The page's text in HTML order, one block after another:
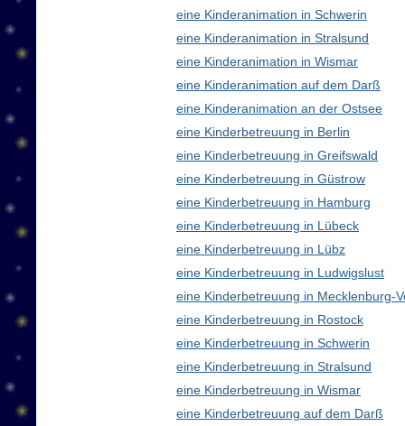
eine Kinderanimation in Schwerin
eine Kinderanimation in Stralsund
eine Kinderanimation in Wismar
eine Kinderanimation auf dem Darß
eine Kinderanimation an der Ostsee
eine Kinderbetreuung in Berlin
eine Kinderbetreuung in Greifswald
eine Kinderbetreuung in Güstrow
eine Kinderbetreuung in Hamburg
eine Kinderbetreuung in Lübeck
eine Kinderbetreuung in Lübz
eine Kinderbetreuung in Ludwigslust
eine Kinderbetreuung in Mecklenburg-
eine Kinderbetreuung in Rostock
eine Kinderbetreuung in Schwerin
eine Kinderbetreuung in Stralsund
eine Kinderbetreuung in Wismar
eine Kinderbetreuung auf dem Darß